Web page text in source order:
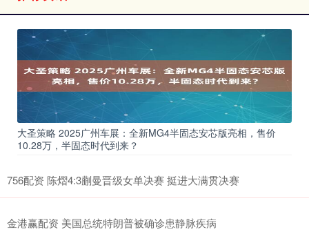
大圣策略 2025广州车展：全新MG4半固态安芯版亮相，售价
10.28万，半固态时代到来？
756配资 陈熠4:3蒯曼晋级女单决赛 挺进大满贯决赛
金港赢配资 美国总统特朗普被确诊患静脉疾病